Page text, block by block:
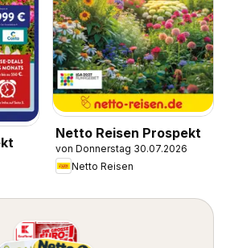
Netto Reisen Prospekt
von Donnerstag 30.07.2026
Netto Reisen